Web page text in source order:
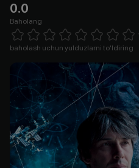
0.0
Baholang
1 Star 2 Stars 3 Stars 4 Stars5 Stars 6 Stars7 Stars8 Stars
baholash uchun yulduzlarni to'ldiring